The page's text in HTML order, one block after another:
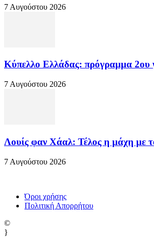
7 Αυγούστου 2026
Κύπελλο Ελλάδας: πρόγραμμα 2ου
7 Αυγούστου 2026
Λουίς φαν Χάαλ: Τέλος η μάχη με
7 Αυγούστου 2026
Όροι χρήσης
Πολιτική Απορρήτου
©
}